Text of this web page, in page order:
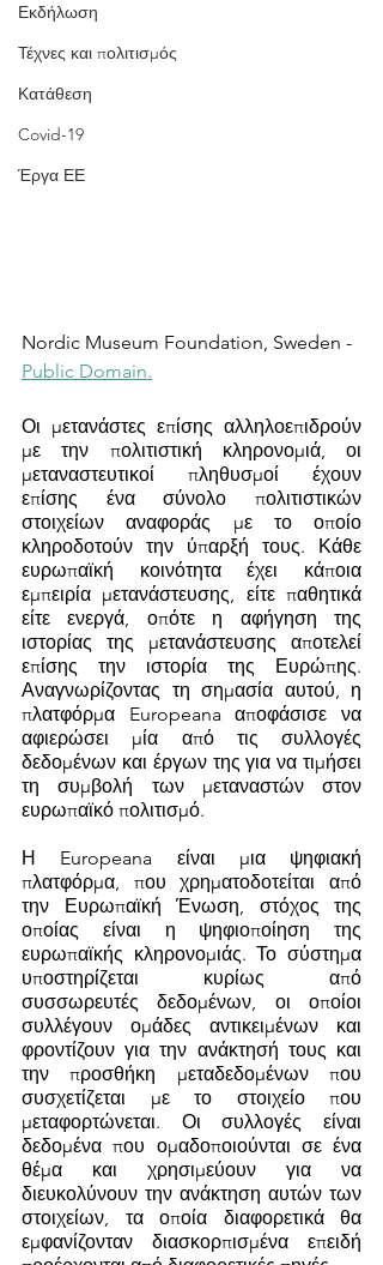
Εκδήλωση
Τέχνες και πολιτισμός
Κατάθεση
Covid-19
Έργα ΕΕ
Nordic Museum Foundation, Sweden -
Public Domain.
Οι μετανάστες επίσης αλληλοεπιδρούν
με την πολιτιστική κληρονομιά, οι
μεταναστευτικοί πληθυσμοί έχουν
επίσης ένα σύνολο πολιτιστικών
στοιχείων αναφοράς με το οποίο
κληροδοτούν την ύπαρξή τους. Κάθε
ευρωπαϊκή κοινότητα έχει κάποια
εμπειρία μετανάστευσης, είτε παθητικά
είτε ενεργά, οπότε η αφήγηση της
ιστορίας της μετανάστευσης αποτελεί
επίσης την ιστορία της Ευρώπης.
Αναγνωρίζοντας τη σημασία αυτού, η
πλατφόρμα Europeana αποφάσισε να
αφιερώσει μία από τις συλλογές
δεδομένων και έργων της για να τιμήσει
τη συμβολή των μεταναστών στον
ευρωπαϊκό πολιτισμό.
Η Europeana είναι μια ψηφιακή
πλατφόρμα, που χρηματοδοτείται από
την Ευρωπαϊκή Ένωση, στόχος της
οποίας είναι η ψηφιοποίηση της
ευρωπαϊκής κληρονομιάς. Το σύστημα
υποστηρίζεται κυρίως από
συσσωρευτές δεδομένων, οι οποίοι
συλλέγουν ομάδες αντικειμένων και
φροντίζουν για την ανάκτησή τους και
την προσθήκη μεταδεδομένων που
συσχετίζεται με το στοιχείο που
μεταφορτώνεται. Οι συλλογές είναι
δεδομένα που ομαδοποιούνται σε ένα
θέμα και χρησιμεύουν για να
διευκολύνουν την ανάκτηση αυτών των
στοιχείων, τα οποία διαφορετικά θα
εμφανίζονταν διασκορπισμένα επειδή